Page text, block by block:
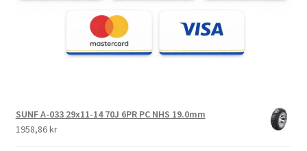
SUNF A-033 29x11-14 70J 6PR PC NHS 19.0mm
1958,86 kr